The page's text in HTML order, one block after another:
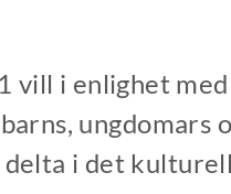
vill i enlighet
ungdomars
i det